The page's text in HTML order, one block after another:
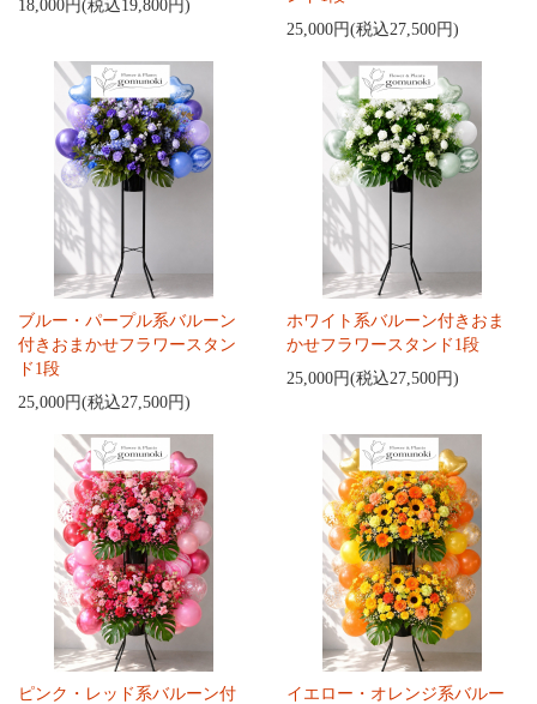
18,000円(税込19,800円)
25,000円(税込27,500円)
ブルー・パープル系バルーン
付きおまかせフラワースタン
ド1段
25,000円(税込27,500円)
ホワイト系バルーン付きおま
かせフラワースタンド1段
25,000円(税込27,500円)
ピンク・レッド系バルーン付
イエロー・オレンジ系バルー